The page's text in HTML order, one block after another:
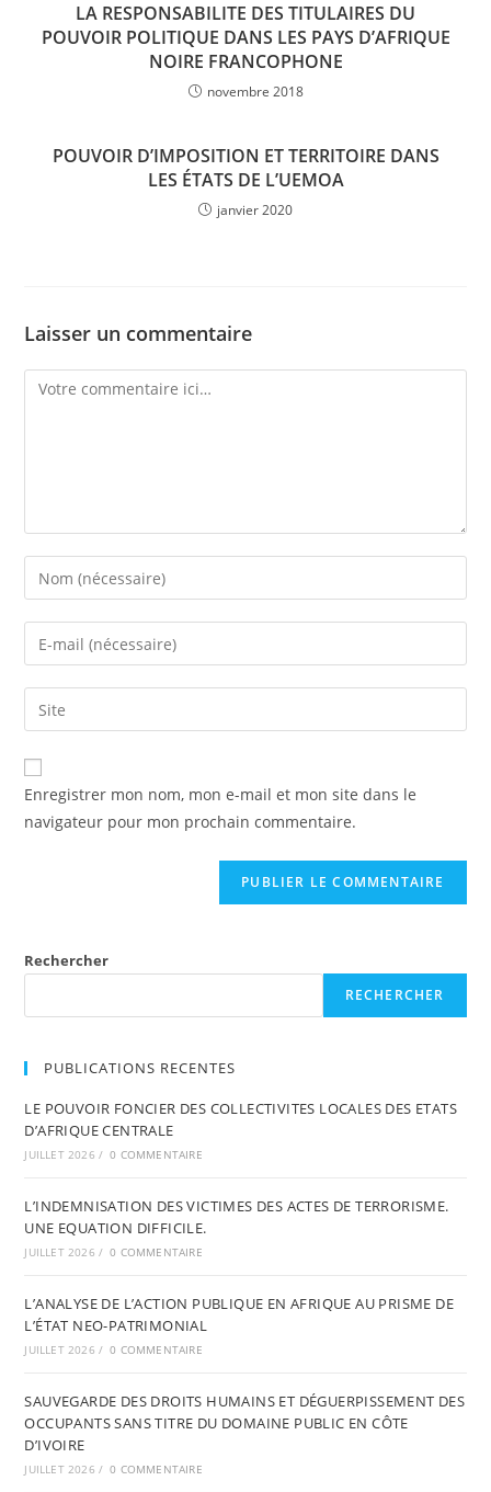
LA RESPONSABILITE DES TITULAIRES DU
POUVOIR POLITIQUE DANS LES PAYS D’AFRIQUE
NOIRE FRANCOPHONE
novembre 2018
POUVOIR D’IMPOSITION ET TERRITOIRE DANS
LES ÉTATS DE L’UEMOA
janvier 2020
Laisser un commentaire
Enregistrer mon nom, mon e-mail et mon site dans le
navigateur pour mon prochain commentaire.
Rechercher
RECHERCHER
PUBLICATIONS RECENTES
LE POUVOIR FONCIER DES COLLECTIVITES LOCALES DES ETATS
D’AFRIQUE CENTRALE
JUILLET 2026 / 0 COMMENTAIRE
L’INDEMNISATION DES VICTIMES DES ACTES DE TERRORISME.
UNE EQUATION DIFFICILE.
JUILLET 2026 / 0 COMMENTAIRE
L’ANALYSE DE L’ACTION PUBLIQUE EN AFRIQUE AU PRISME DE
L’ÉTAT NEO-PATRIMONIAL
JUILLET 2026 / 0 COMMENTAIRE
SAUVEGARDE DES DROITS HUMAINS ET DÉGUERPISSEMENT DES
OCCUPANTS SANS TITRE DU DOMAINE PUBLIC EN CÔTE
D’IVOIRE
JUILLET 2026 / 0 COMMENTAIRE